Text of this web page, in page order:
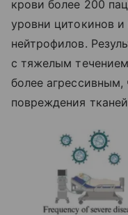
крови более 200
уровни цитокинов
нейтрофилов.
с тяжелым
более агрессивным,
повреждения